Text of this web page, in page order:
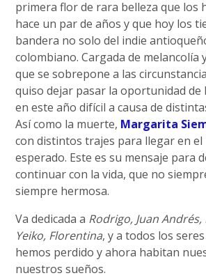
primera flor de rara belleza que los
hace un par de años y que hoy los
bandera no solo del indie
colombiano. Cargada de melancolía
que se sobrepone a las
quiso dejar pasar la oportunidad de
en este año difícil a causa de
Así como la muerte, Margarita
con distintos trajes para llegar en
esperado. Este es su mensaje para
continuar con la vida, que no
siempre hermosa.
Va dedicada a Rodrigo, Juan Andrés,
Yeiko, Florentina, y a todos los
hemos perdido y ahora habitan
nuestros sueños.